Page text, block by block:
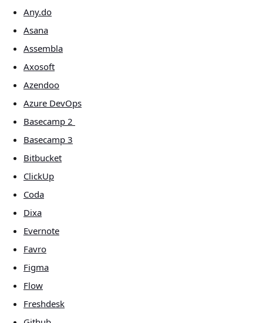
Any.do
Asana
Assembla
Axosoft
Azendoo
Azure DevOps
Basecamp 2
Basecamp 3
Bitbucket
ClickUp
Coda
Dixa
Evernote
Favro
Figma
Flow
Freshdesk